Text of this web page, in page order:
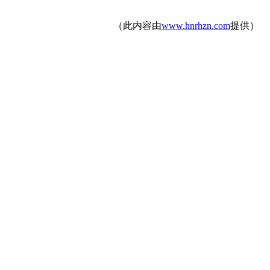
（此内容由www.hnrhzn.com提供）